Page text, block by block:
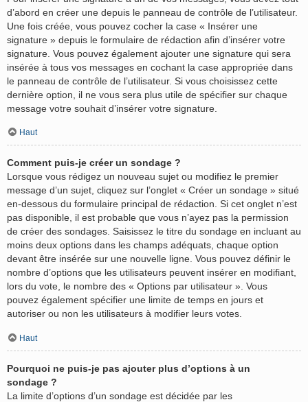
d’abord en créer une depuis le panneau de contrôle de l’utilisateur.
Une fois créée, vous pouvez cocher la case « Insérer une
signature » depuis le formulaire de rédaction afin d’insérer votre
signature. Vous pouvez également ajouter une signature qui sera
insérée à tous vos messages en cochant la case appropriée dans
le panneau de contrôle de l’utilisateur. Si vous choisissez cette
dernière option, il ne vous sera plus utile de spécifier sur chaque
message votre souhait d’insérer votre signature.
Haut
Comment puis-je créer un sondage ?
Lorsque vous rédigez un nouveau sujet ou modifiez le premier
message d’un sujet, cliquez sur l’onglet « Créer un sondage » situé
en-dessous du formulaire principal de rédaction. Si cet onglet n’est
pas disponible, il est probable que vous n’ayez pas la permission
de créer des sondages. Saisissez le titre du sondage en incluant au
moins deux options dans les champs adéquats, chaque option
devant être insérée sur une nouvelle ligne. Vous pouvez définir le
nombre d’options que les utilisateurs peuvent insérer en modifiant,
lors du vote, le nombre des « Options par utilisateur ». Vous
pouvez également spécifier une limite de temps en jours et
autoriser ou non les utilisateurs à modifier leurs votes.
Haut
Pourquoi ne puis-je pas ajouter plus d’options à un
sondage ?
La limite d’options d’un sondage est décidée par les